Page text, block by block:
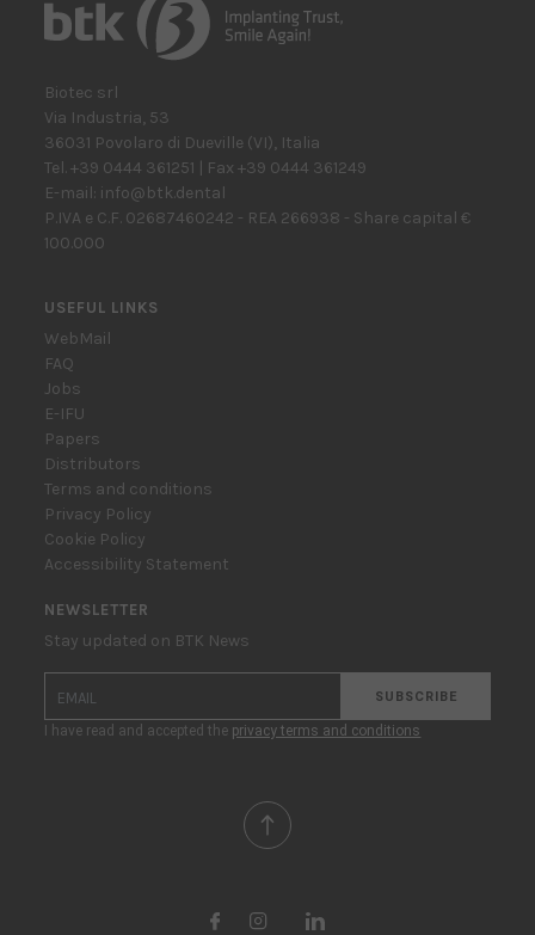
Biotec srl
Via Industria, 53
36031 Povolaro di Dueville (VI), Italia
Tel.+39 0444 361251 | Fax+39 0444 361249
E-mail: info@btk.dental
P.IVA e C.F. 02687460242 - REA 266938 - Share capital €
100.000
USEFUL LINKS
WebMail
FAQ
Jobs
E-IFU
Papers
Distributors
Terms and conditions
Privacy Policy
Cookie Policy
Accessibility Statement
NEWSLETTER
Stay updated on BTK News
SUBSCRIBE
I have read and accepted the privacy terms and conditions